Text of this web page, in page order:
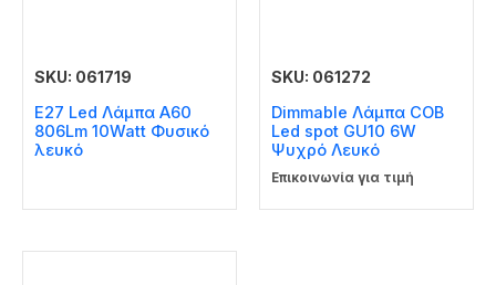
SKU: 061719
E27 Led Λάμπα A60
806Lm 10Watt Φυσικό
λευκό
SKU: 061272
Dimmable Λάμπα COB
Led spot GU10 6W
Ψυχρό Λευκό
Επικοινωνία για τιμή